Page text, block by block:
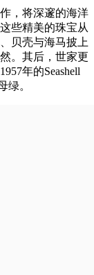
，将深邃的海洋
些精美的珠宝从
贝壳与海马披上
。其后，世家更
年的Seashell
绿。